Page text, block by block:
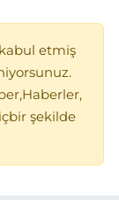
kabul etmiş
şekilde